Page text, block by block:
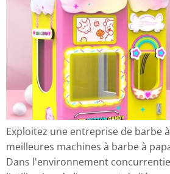
Exploitez une entreprise de barbe
meilleures machines à barbe à
Dans l'environnement